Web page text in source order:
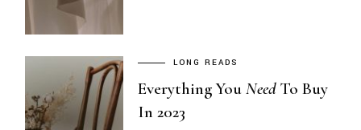
LONG READS
Everything YouNeedTo Buy
In 2023